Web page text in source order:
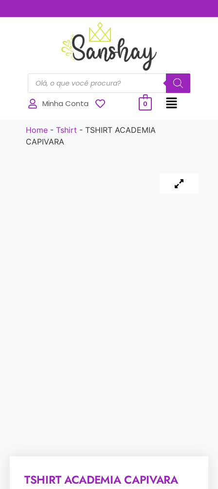
Minha Conta 0
Home- Tshirt - TSHIRT ACADEMIA
CAPIVARA
TSHIRT ACADEMIA CAPIVARA